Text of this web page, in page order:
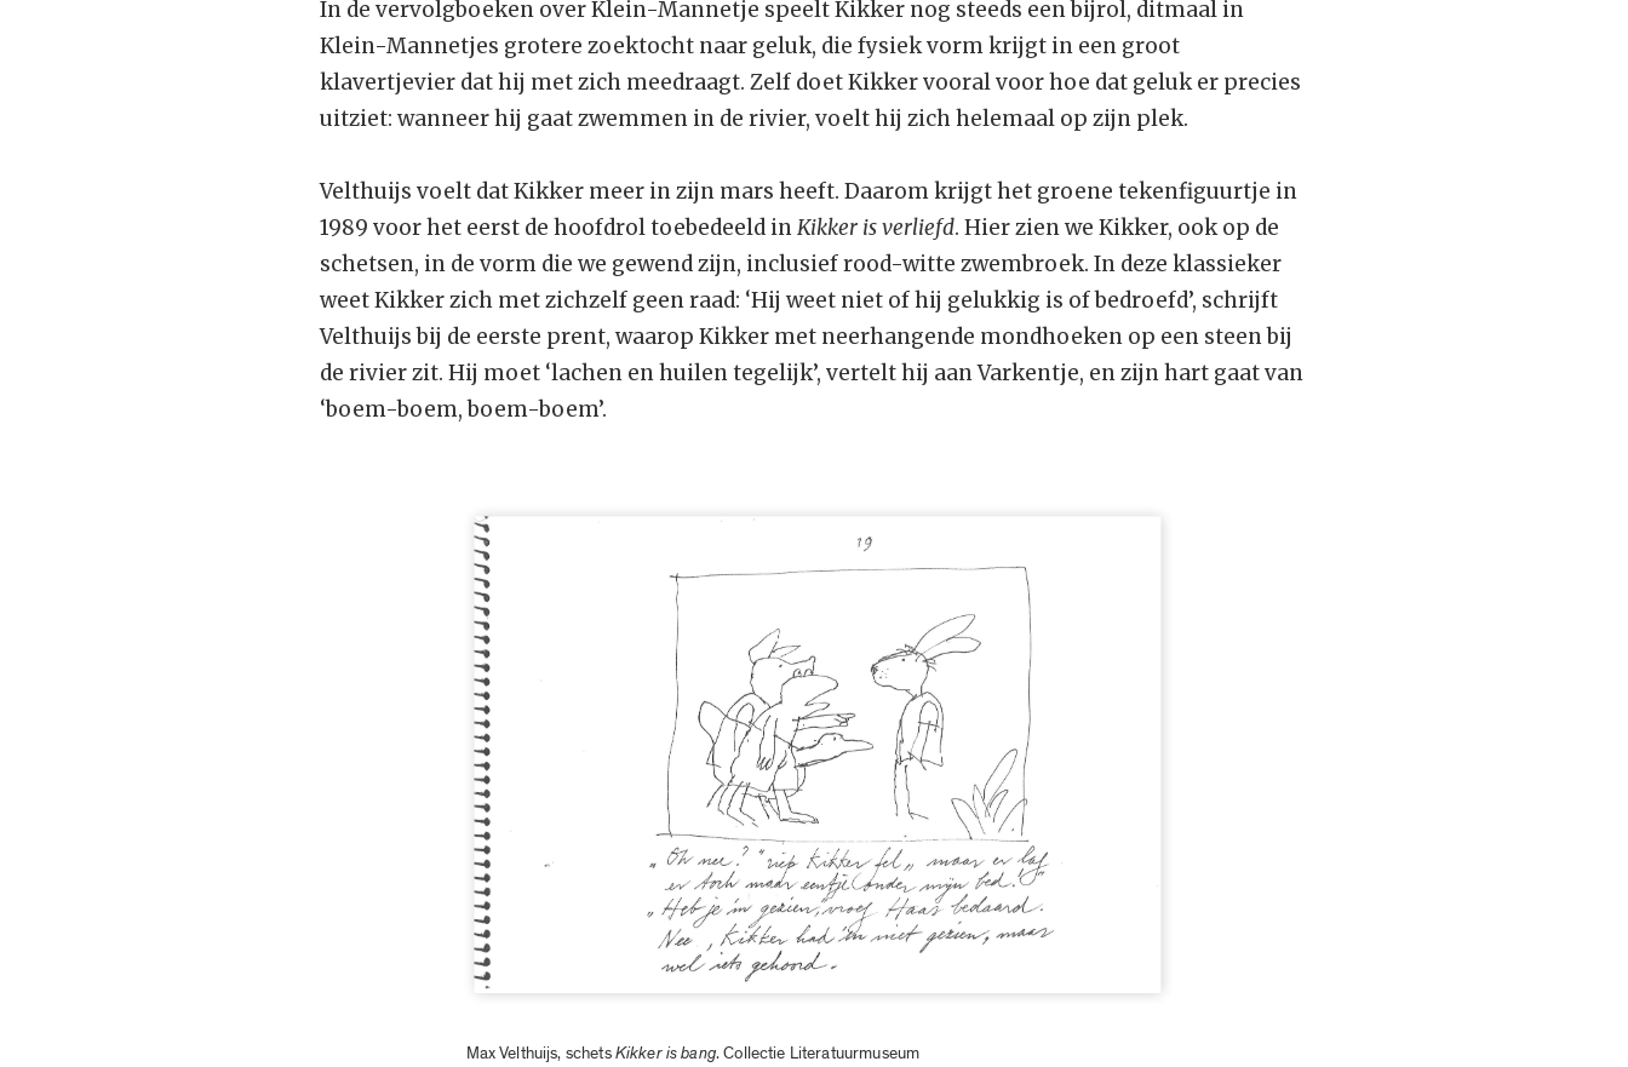
In de vervolgboeken over Klein-Mannetje speelt Kikker nog steeds een bijrol, ditmaal in
Klein-Mannetjes grotere zoektocht naar geluk, die fysiek vorm krijgt in een groot
klavertjevier dat hij met zich meedraagt. Zelf doet Kikker vooral voor hoe dat geluk er precies
uitziet: wanneer hij gaat zwemmen in de rivier, voelt hij zich helemaal op zijn plek.
Velthuijs voelt dat Kikker meer in zijn mars heeft. Daarom krijgt het groene tekenfiguurtje in
1989 voor het eerst de hoofdrol toebedeeld inKikker is verliefd. Hier zien we Kikker, ook op de
schetsen, in de vorm die we gewend zijn, inclusief rood-witte zwembroek. In deze klassieker
weet Kikker zich met zichzelf geen raad: ‘Hij weet niet of hij gelukkig is of bedroefd’, schrijft
Velthuijs bij de eerste prent, waarop Kikker met neerhangende mondhoeken op een steen bij
de rivier zit. Hij moet ‘lachen en huilen tegelijk’, vertelt hij aan Varkentje, en zijn hart gaat van
‘boem-boem, boem-boem’.
Max Velthuijs, schetsKikker is bang. Collectie Literatuurmuseum